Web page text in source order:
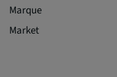
Marque
Market